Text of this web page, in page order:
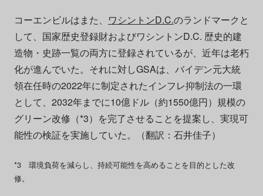
コーエンビルはまた、 ワシントンD.C.のランドマークと
して、国家歴史登録財およびワシントンD.C. 歴史的建
造物・史跡一覧の両方に登録されているが、近年は老朽
化が進んでいた。それに対しGSAは、バイデン元大統
領在任時の2022年に制定されたインフレ抑制法の一環
として、2032年までに10億ドル（約1550億円）規模の
グリーン改修（*3）を完了させることを提案し、実現可
能性の検証を実施していた。（翻訳：石井佳子）
*3 環境負荷を減らし、持続可能性を高めることを目的とした改
修。